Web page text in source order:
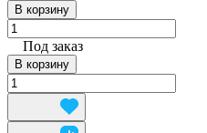
В корзину
Под заказ
В корзину